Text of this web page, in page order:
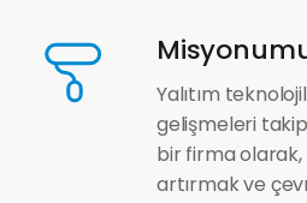
Yalıtım
gelişmeleri
bir firma
artırmak ve